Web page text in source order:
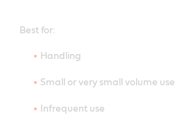
Best for:
Handling
Small or very small volume use
Infrequent use